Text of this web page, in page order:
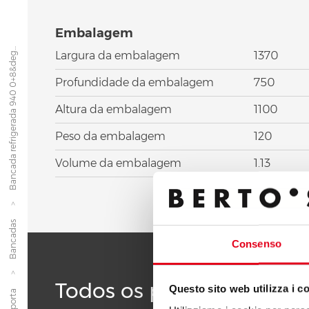
Consenso
Questo sito web utilizza i
Bancadas
Bancada refrigerada 940 0+8&deg...
Embalagem
Largura da embalagem 1370
Profundidade da embalagem 750
Altura da embalagem 1100
Peso da embalagem 120
Volume da embalagem 1.13
Todos os produtos da